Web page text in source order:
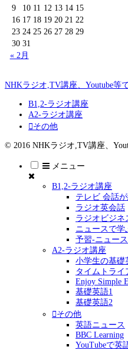
9
10 11 12 13 14 15
16 17 18 19 20 21 22
23 24 25 26 27 28 29
30 31
« 2月
NHKラジオ,TV講座、Youtube等
B1,2-ラジオ講座
A2-ラジオ講座
その他
© 2016 NHKラジオ,TV講座、
メニュー
B1,2-ラジオ講座
テレビ 会話
ラジオ英会話
ラジオビジネ
ニュースで学
予習-ニュー
A2-ラジオ講座
小学生の基礎
タイムトライ
Enjoy Simple
基礎英語1
基礎英語2
その他
英語ニュース
BBC Learning
YouTubeで英